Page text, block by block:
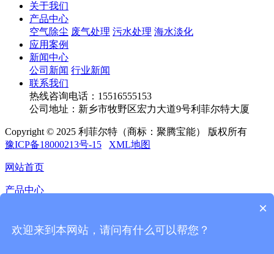
关于我们
产品中心
空气除尘 废气处理 污水处理 海水淡化
应用案例
新闻中心
公司新闻 行业新闻
联系我们
热线咨询电话： 15516555153
公司地址：新乡市牧野区宏力大道9号利菲尔特大厦
Copyright © 2025 利菲尔特（商标：聚腾宝能） 版权所有
豫ICP备18000213号-15
XML地图
网站首页
产品中心
新闻中心
×
欢迎来到本网站，请问有什么可以帮您？